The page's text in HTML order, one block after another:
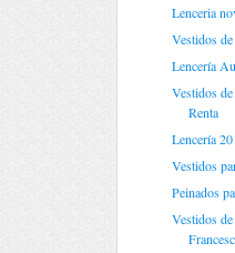
Lenceria
Vestidos
Lencería
Vestidos
Renta
Lencería
Vestidos
Peinados
Vestidos